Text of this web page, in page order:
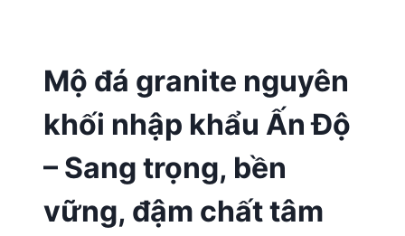
Mộ đá granite nguyên
khối nhập khẩu Ấn Độ
– Sang trọng, bền
vững, đậm chất tâm